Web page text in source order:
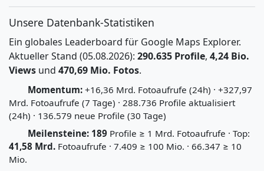
Unsere Datenbank-Statistiken
Ein globales Leaderboard für Google Maps Explorer.
Aktueller Stand (05.08.2026): 290.635 Profile, 4,24 Bio.
Views und 470,69 Mio. Fotos.
Momentum: +16,36 Mrd. Fotoaufrufe (24h) · +327,97
Mrd. Fotoaufrufe (7 Tage) · 288.736 Profile aktualisiert
(24h) · 136.579 neue Profile (30 Tage)
Meilensteine: 189 Profile ≥ 1 Mrd. Fotoaufrufe · Top:
41,58 Mrd. Fotoaufrufe · 7.409 ≥ 100 Mio. · 66.347 ≥ 10
Mio.